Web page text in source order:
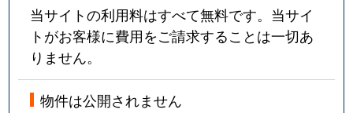
当サイトの利用料はすべて無料です。当サイ
トがお客様に費用をご請求することは一切あ
りません。
物件は公開されません